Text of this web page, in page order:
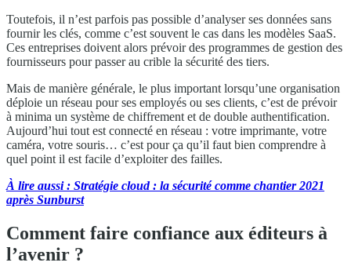
Toutefois, il n’est parfois pas possible d’analyser ses données sans
fournir les clés, comme c’est souvent le cas dans les modèles SaaS.
Ces entreprises doivent alors prévoir des programmes de gestion des
fournisseurs pour passer au crible la sécurité des tiers.
Mais de manière générale, le plus important lorsqu’une organisation
déploie un réseau pour ses employés ou ses clients, c’est de prévoir
à minima un système de chiffrement et de double authentification.
Aujourd’hui tout est connecté en réseau : votre imprimante, votre
caméra, votre souris… c’est pour ça qu’il faut bien comprendre à
quel point il est facile d’exploiter des failles.
À lire aussi : Stratégie cloud : la sécurité comme chantier 2021
après Sunburst
Comment faire confiance aux éditeurs à
l’avenir ?